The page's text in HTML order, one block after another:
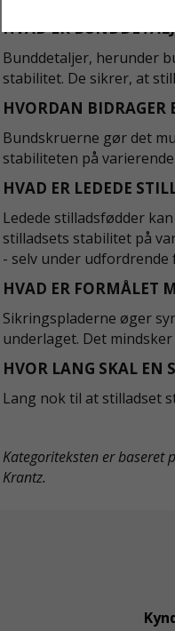
HVAD ER
Bunddetaljer, herunder
stabilitet. De sikrer, at
HVORDAN BIDRAGER
Bundskruerne gør det
stabiliteten på
HVAD ER LEDEDE
Ledede stilladsfødder
stilladsets stabilitet på
- selv under udfordrende
HVAD ER FORMÅLET
Sikringspladerne øger
underlaget. Det
HVOR LANG SKAL EN
Lang nok til at stilladset
Kategoriteksten er
Krantz.